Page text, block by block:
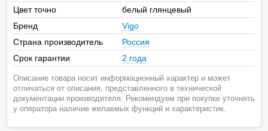
Цвет точно
белый глянцевый
Бренд
Vigo
Страна производитель
Россия
Срок гарантии
2 года
Описание товара носит информационный характер и может
отличаться от описания, представленного в технической
документации производителя. Рекомендуем при покупке уточнять
у оператора наличие желаемых функций и характеристик.